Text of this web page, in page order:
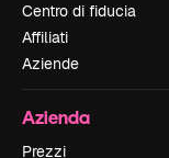
Centro di fiducia
Affiliati
Aziende
Azienda
Prezzi